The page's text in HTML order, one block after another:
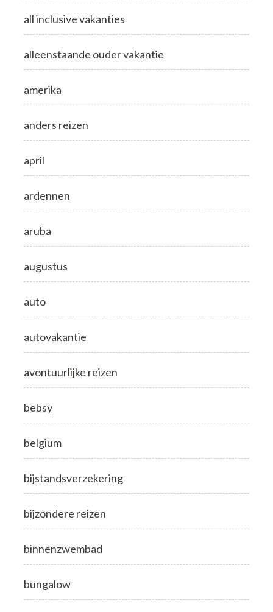
all inclusive vakanties
alleenstaande ouder vakantie
amerika
anders reizen
april
ardennen
aruba
augustus
auto
autovakantie
avontuurlijke reizen
bebsy
belgium
bijstandsverzekering
bijzondere reizen
binnenzwembad
bungalow